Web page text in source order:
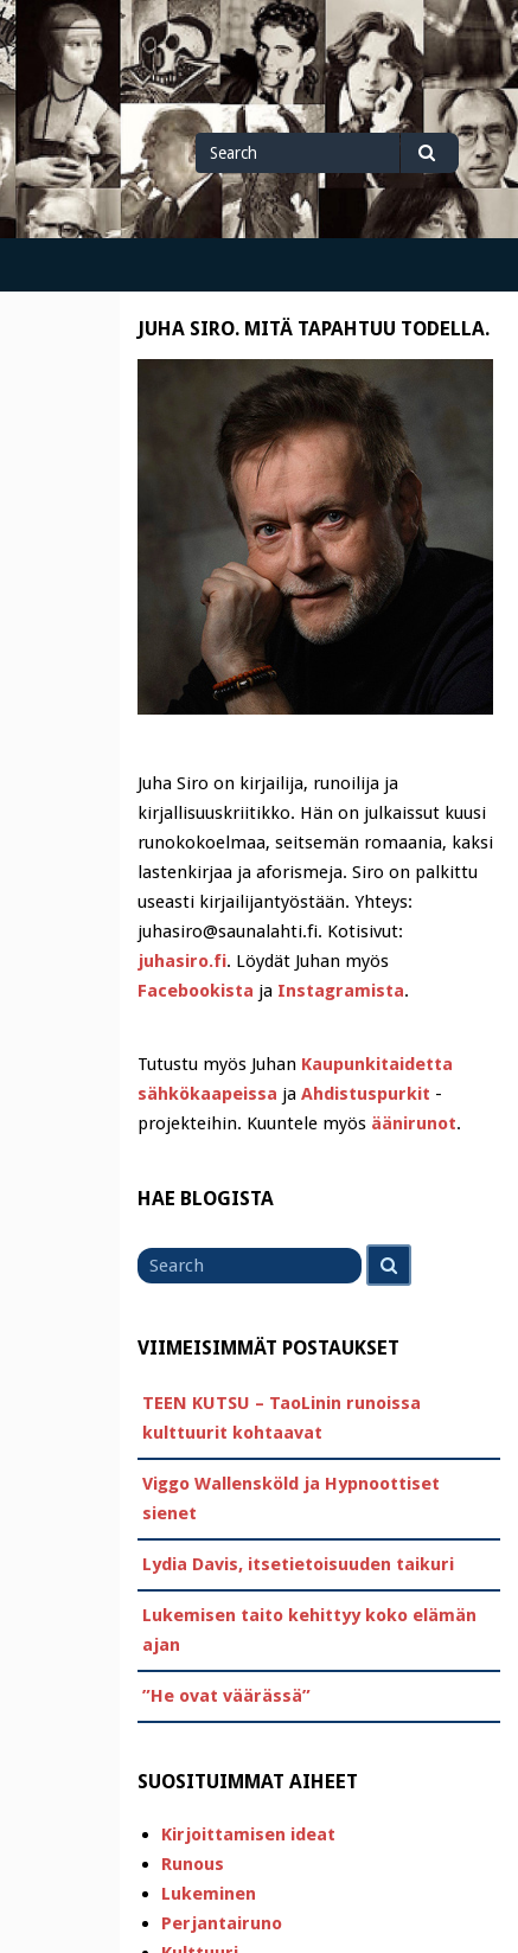
Search
for
Search
JUHA SIRO. MITÄ TAPAHTUU TODELLA.
Juha Siro on kirjailija, runoilija ja
kirjallisuuskriitikko. Hän on julkaissut kuusi
runokokoelmaa, seitsemän romaania, kaksi
lastenkirjaa ja aforismeja. Siro on palkittu
useasti kirjailijantyöstään. Yhteys:
juhasiro@saunalahti.fi. Kotisivut:
juhasiro.fi. Löydät Juhan myös
Facebookista ja Instagramista.
Tutustu myös Juhan Kaupunkitaidetta
sähkökaapeissa ja Ahdistuspurkit -
projekteihin. Kuuntele myös äänirunot.
HAE BLOGISTA
for
VIIMEISIMMÄT POSTAUKSET
TEEN KUTSU – TaoLinin runoissa
kulttuurit kohtaavat
Viggo Wallensköld ja Hypnoottiset
sienet
Lydia Davis, itsetietoisuuden taikuri
Lukemisen taito kehittyy koko elämän
ajan
”He ovat väärässä”
SUOSITUIMMAT AIHEET
Kirjoittamisen ideat
Runous
Lukeminen
Perjantairuno